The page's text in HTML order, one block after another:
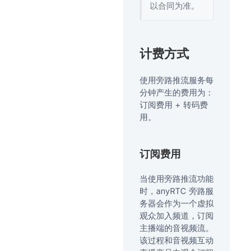
以合同为准。
计费方式
使用旁路推流服务每
分钟产生的费用为：
订阅费用 + 转码费
用。
订阅费用
当使用旁路推流功能
时，anyRTC 旁路服
务器会作为一个虚拟
观众加入频道，订阅
主播端的音视频流。
该过程和音视频互动